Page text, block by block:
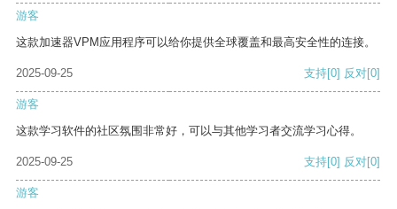
游客
这款加速器VPM应用程序可以给你提供全球覆盖和最高安全性的连接。
2025-09-25 支持[0] 反对[0]
游客
这款学习软件的社区氛围非常好，可以与其他学习者交流学习心得。
2025-09-25 支持[0] 反对[0]
游客